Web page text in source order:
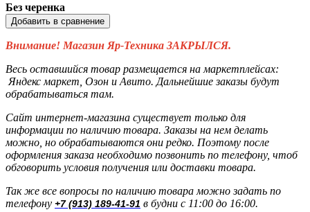
Без черенка
Добавить в сравнение
Внимание! Магазин Яр-Техника ЗАКРЫЛСЯ.
Весь оставшийся товар размещается на маркетплейсах:
Яндекс маркет, Озон и Авито. Дальнейшие заказы будут
обрабатываться там.
Сайт интернет-магазина существует только для
информации по наличию товара. Заказы на нем делать
можно, но обрабатываются они редко. Поэтому после
оформления заказа необходимо позвонить по телефону, чтоб
обговорить условия получения или доставки товара.
Так же все вопросы по наличию товара можно задать по
телефону +7 (913) 189-41-91 в будни с 11:00 до 16:00.